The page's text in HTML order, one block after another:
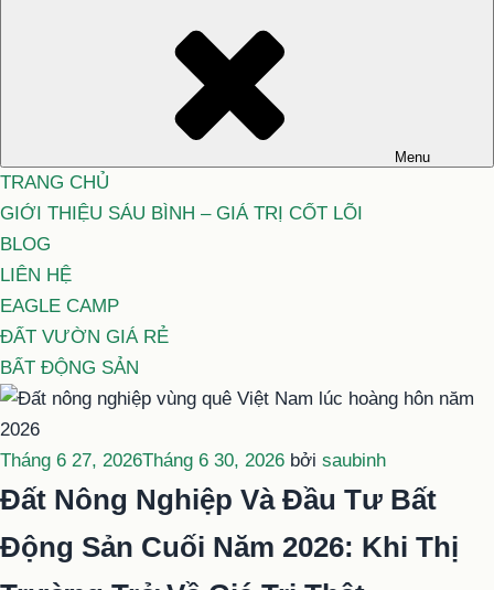
Menu
TRANG CHỦ
GIỚI THIỆU SÁU BÌNH – GIÁ TRỊ CỐT LÕI
BLOG
LIÊN HỆ
EAGLE CAMP
ĐẤT VƯỜN GIÁ RẺ
BẤT ĐỘNG SẢN
Đăng
trong
Tháng 6 27, 2026Tháng 6 30, 2026 bởi saubinh
Đất Nông Nghiệp Và Đầu Tư Bất
Động Sản Cuối Năm 2026: Khi Thị